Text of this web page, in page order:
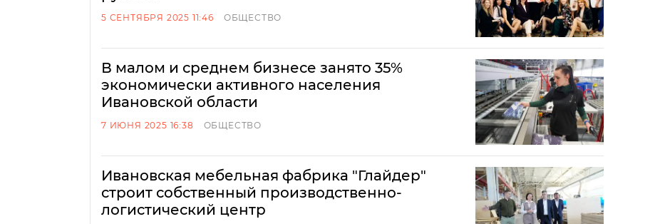
5 СЕНТЯБРЯ 2025 11:46 ОБЩЕСТВО
В малом и среднем бизнесе занято 35%
экономически активного населения
Ивановской области
7 ИЮНЯ 2025 16:38 ОБЩЕСТВО
Ивановская мебельная фабрика "Глайдер"
строит собственный производственно-
логистический центр